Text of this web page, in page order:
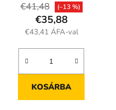
€43,41 ÁFA-val
€35,88
€41,48 (–13 %)
KOSÁRBA